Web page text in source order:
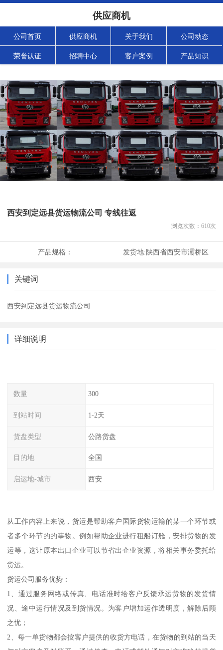
供应商机
公司首页 供应商机 关于我们 公司动态
荣誉认证 招聘中心 客户案例 产品知识
西安到定远县货运物流公司 专线往返
浏览次数： 610次
产品规格： 发货地:陕西省西安市灞桥区
关键词
西安到定远县货运物流公司
详细说明
数量 300
到站时间 1-2天
货盘类型 公路货盘
目的地 全国
启运地-城市 西安
从工作内容上来说，货运是帮助客户国际货物运输的某一个环节或
者多个环节的的事物。例如帮助企业进行租船订舱，安排货物的发
运等，这让原本出口企业可以节省出企业资源，将相关事务委托给
货运。
货运公司服务优势：
1、通过服务网络或传真、电话准时给客户反馈承运货物的发货情
况、途中运行情况及到货情况。为客户增加运作透明度，解除后顾
之忧；
2、每一单货物都会按客户提供的收货方电话，在货物的到站的当天